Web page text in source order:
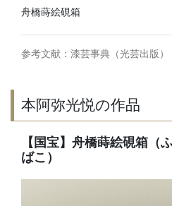
舟橋蒔絵硯箱
参考文献：漆芸事典（光芸出版）
本阿弥光悦の作品
【国宝】舟橋蒔絵硯箱（
ばこ）